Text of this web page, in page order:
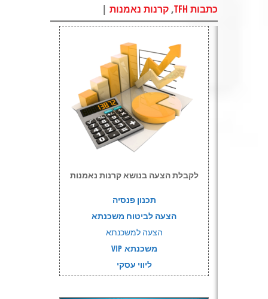
כתבות TFH , קרנות נאמנות |
לקבלת הצעה בנושא קרנות נאמנות
תכנון פנסיה
הצעה לביטוח משכנתא
הצעה למשכנתא
משכנתא VIP
ליווי עסקי